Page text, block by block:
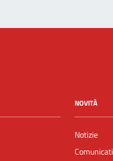
NOVITÀ
Notizie
Comunicati